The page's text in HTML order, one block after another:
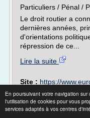
En poursuivant votre navigation
l'utilisation de cookies pour vous
services adaptés à vos centres
Particuliers / Pénal /
Le droit routier a
dernières années,
d'orientations
répression de ce...
Lire la suite
Site : https://
Comment
Voiture-de-